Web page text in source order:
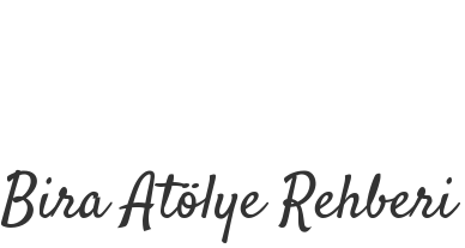
Bira Atölye Rehberi